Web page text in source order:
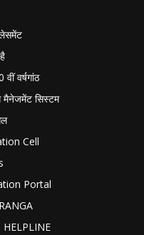
वर्षगांठ
मैनेजमेंट सिस्टम
Cell
Portal